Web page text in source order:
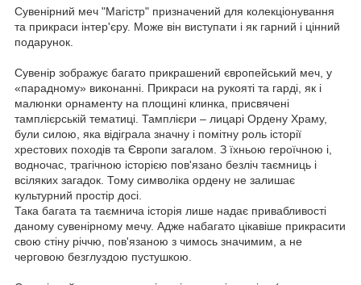
Сувенірний меч "Магістр" призначений для колекціонування
та прикраси інтер'єру. Може він виступати і як гарний і цінний
подарунок.
Сувенір зображує багато прикрашений європейський меч, у
«парадному» виконанні. Прикраси на рукояті та гарді, як і
малюнки орнаменту на площині клинка, присвячені
тамплієрській тематиці. Тамплієри – лицарі Ордену Храму,
були силою, яка відіграла значну і помітну роль історії
хрестових походів та Європи загалом. З їхньою героїчною і,
водночас, трагічною історією пов'язано безліч таємниць і
всіляких загадок. Тому символіка ордену не залишає
культурний простір досі.
Така багата та таємнича історія лише надає привабливості
даному сувенірному мечу. Адже набагато цікавіше прикрасити
свою стіну річчю, пов'язаною з чимось значимим, а не
черговою безглуздою пустушкою.